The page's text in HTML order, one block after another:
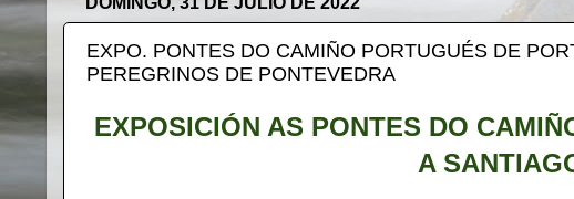
EXPO. PONTES DO CAMIÑO PORTUGUÉS DE
PEREGRINOS DE PONTEVEDRA
EXPOSICIÓN AS PONTES DO
A